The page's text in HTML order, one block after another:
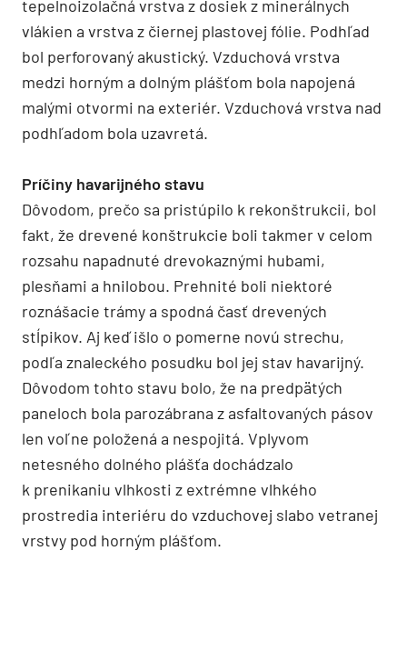
tepelnoizolačná vrstva z dosiek z minerálnych
vlákien a vrstva z čiernej plastovej fólie. Podhľad
bol perforovaný akustický. Vzduchová vrstva
medzi horným a dolným plášťom bola napojená
malými otvormi na exteriér. Vzduchová vrstva nad
podhľadom bola uzavretá.
Príčiny havarijného stavu
Dôvodom, prečo sa pristúpilo k rekonštrukcii, bol
fakt, že drevené konštrukcie boli takmer v celom
rozsahu napadnuté drevokaznými hubami,
plesňami a hnilobou. Prehnité boli niektoré
roznášacie trámy a spodná časť drevených
stĺpikov. Aj keď išlo o pomerne novú strechu,
podľa znaleckého posudku bol jej stav havarijný.
Dôvodom tohto stavu bolo, že na predpätých
paneloch bola parozábrana z asfaltovaných pásov
len voľne položená a nespojitá. Vplyvom
netesného dolného plášťa dochádzalo
k prenikaniu vlhkosti z extrémne vlhkého
prostredia interiéru do vzduchovej slabo vetranej
vrstvy pod horným plášťom.